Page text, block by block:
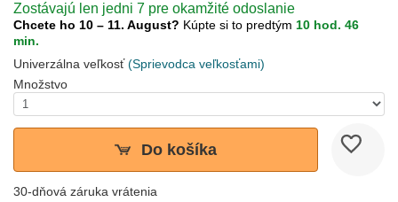
Zostávajú len jedni 7 pre okamžité odoslanie
Chcete ho 10 – 11. August? Kúpte si to predtým 10 hod. 46
min.
Univerzálna veľkosť(Sprievodca veľkosťami)
Množstvo
Do košíka
30-dňová záruka vrátenia